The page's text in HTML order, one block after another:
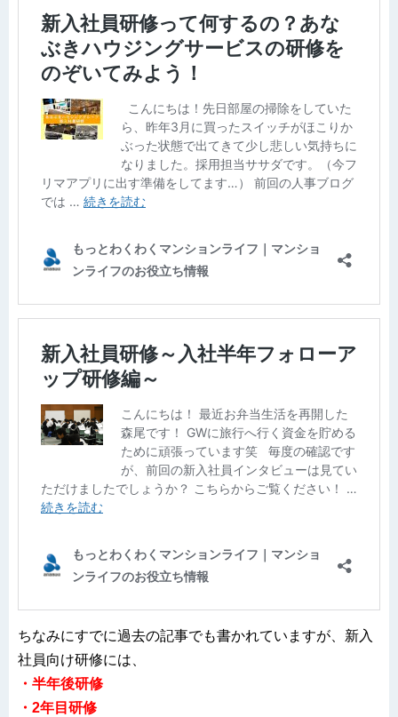
ちなみにすでに過去の記事でも書かれていますが、新入
社員向け研修には、
・半年後研修
・2年目研修